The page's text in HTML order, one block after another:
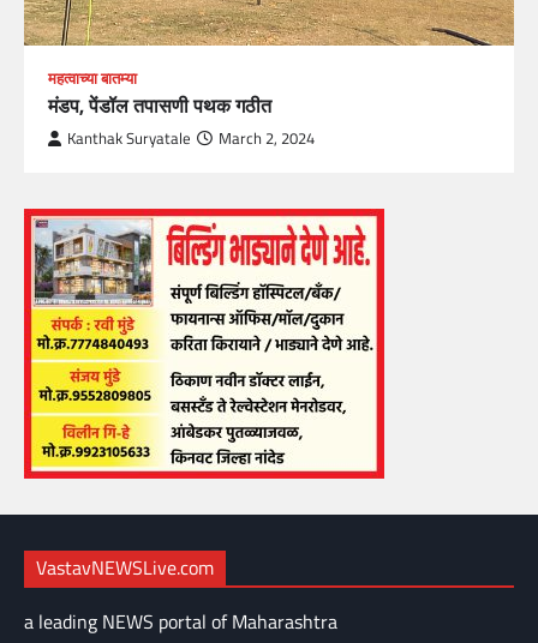
महत्वाच्या बातम्या
मंडप, पेंडॉल तपासणी पथक गठीत
Kanthak Suryatale March 2, 2024
VastavNEWSLive.com
a leading NEWS portal of Maharashtra